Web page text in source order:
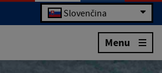
Slovenčina
Menu